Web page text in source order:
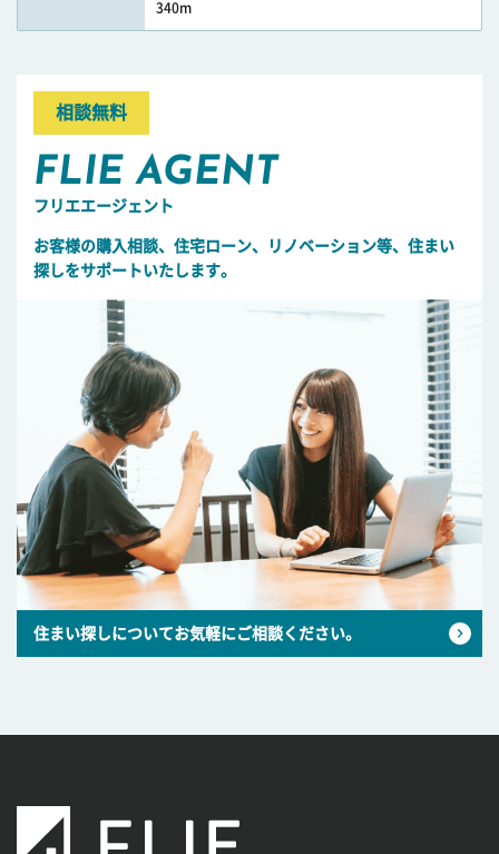
340m
相談無料
FLIE AGENT
フリエエージェント
お客様の購入相談、住宅ローン、リノベーション等、住まい
探しをサポートいたします。
住まい探しについてお気軽にご相談ください。